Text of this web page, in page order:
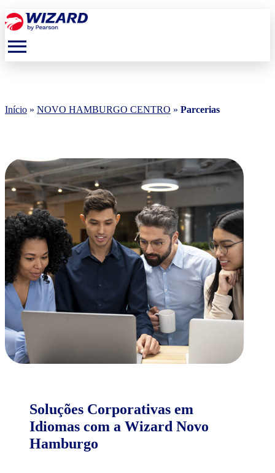
menu
Início » NOVO HAMBURGO CENTRO » Parcerias
Soluções Corporativas em
Idiomas com a Wizard Novo
Hamburgo